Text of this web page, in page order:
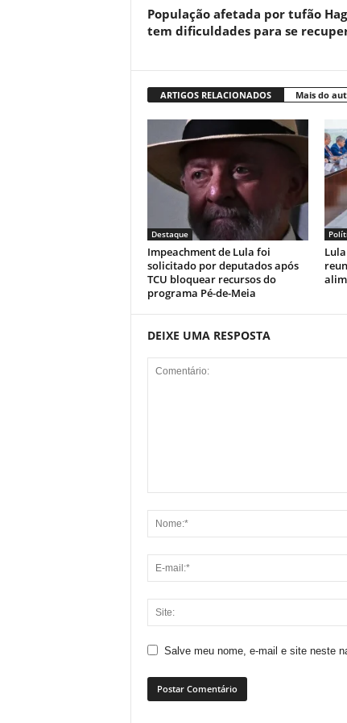
População afetada por tufão
tem dificuldades para se
ARTIGOS RELACIONADOS Mais do
Destaque
Impeachment de Lula foi
solicitado por deputados após
TCU bloquear recursos do
programa Pé-de-Meia
DEIXE UMA RESPOSTA
Salve meu nome, e-mail e site neste